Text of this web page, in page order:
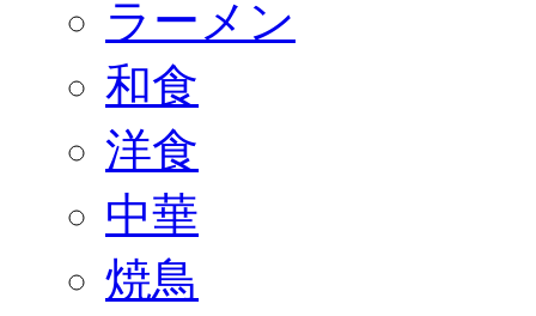
ラーメン
和食
洋食
中華
焼鳥